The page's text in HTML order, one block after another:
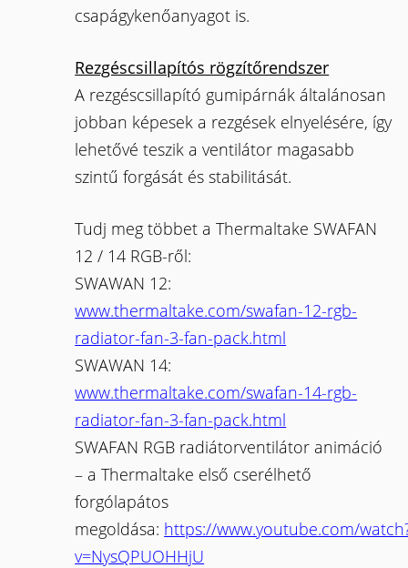
csapágykenőanyagot is.
Rezgéscsillapítós rögzítőrendszer
A rezgéscsillapító gumipárnák általánosan
jobban képesek a rezgések elnyelésére, így
lehetővé teszik a ventilátor magasabb
szintű forgását és stabilitását.
Tudj meg többet a Thermaltake SWAFAN
12 / 14 RGB-ről:
SWAWAN 12:
www.thermaltake.com/swafan-12-rgb-
radiator-fan-3-fan-pack.html
SWAWAN 14:
www.thermaltake.com/swafan-14-rgb-
radiator-fan-3-fan-pack.html
SWAFAN RGB radiátorventilátor animáció
– a Thermaltake első cserélhető
forgólapátos
megoldása: https://www.youtube.com/
v=NysQPUOHHjU